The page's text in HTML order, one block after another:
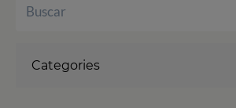
Categories